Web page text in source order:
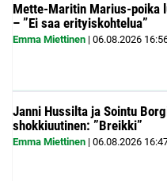
Mette-Maritin Marius-poika
– ”Ei saa erityiskohtelua”
Emma Miettinen | 06.08.2026
Janni Hussilta ja Sointu
shokkiuutinen: ”Breikki”
Emma Miettinen | 06.08.2026